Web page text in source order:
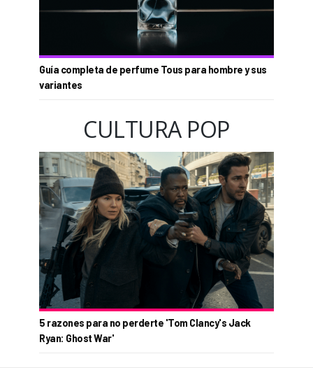
Guía completa de perfume Tous para hombre y sus
variantes
CULTURA POP
5 razones para no perderte 'Tom Clancy's Jack
Ryan: Ghost War'